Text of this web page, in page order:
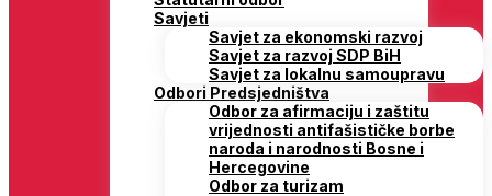
Savjeti
Savjet za ekonomski razvoj
Savjet za razvoj SDP BiH
Savjet za lokalnu samoupravu
Odbori Predsjedništva
Odbor za afirmaciju i zaštitu
vrijednosti antifašističke borbe
naroda i narodnosti Bosne i
Hercegovine
Odbor za turizam